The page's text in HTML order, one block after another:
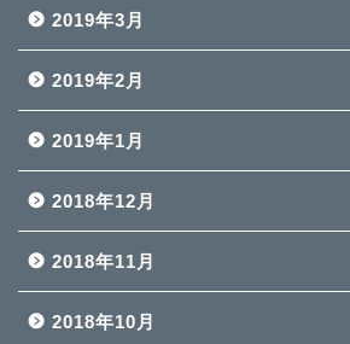
2019年3月
2019年2月
2019年1月
2018年12月
2018年11月
2018年10月